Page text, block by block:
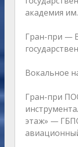
академия
Гран-при —
Вокальное
Гран-при
этаж» —